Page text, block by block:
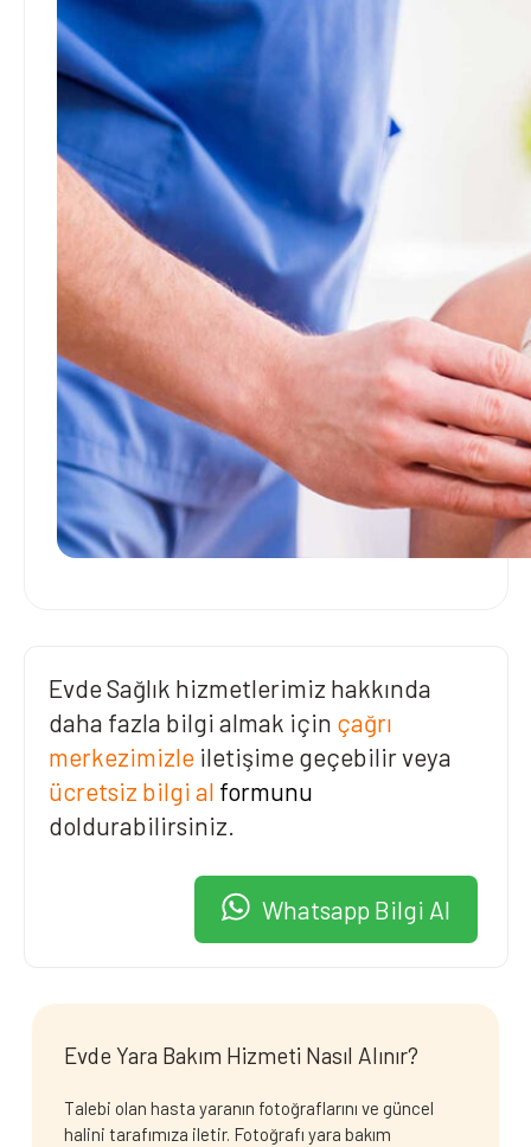
Evde Sağlık hizmetlerimiz hakkında
daha fazla bilgi almak için çağrı
merkezimizleiletişime geçebilir veya
ücretsiz bilgi al formunu
doldurabilirsiniz.
Whatsapp Bilgi Al
Evde Yara Bakım Hizmeti Nasıl Alınır?
Talebi olan hasta yaranın fotoğraflarını ve güncel
halini tarafımıza iletir. Fotoğrafı yara bakım